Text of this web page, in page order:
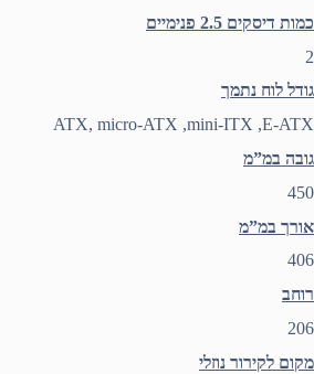
כמות דיסקים 2.5 פנימיים
2
גודל לוח נתמך
ATX, micro-ATX ,mini-ITX ,E-ATX
גובה במ”מ
450
אורך במ”מ
406
רוחב
206
מקום לקירור נוזלי